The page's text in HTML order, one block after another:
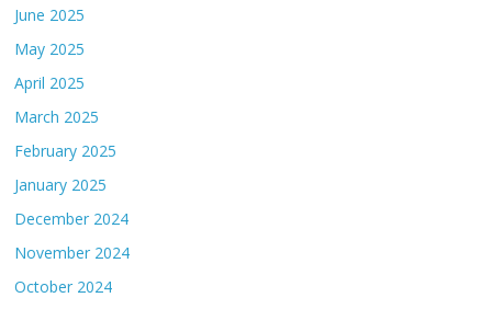
June 2025
May 2025
April 2025
March 2025
February 2025
January 2025
December 2024
November 2024
October 2024